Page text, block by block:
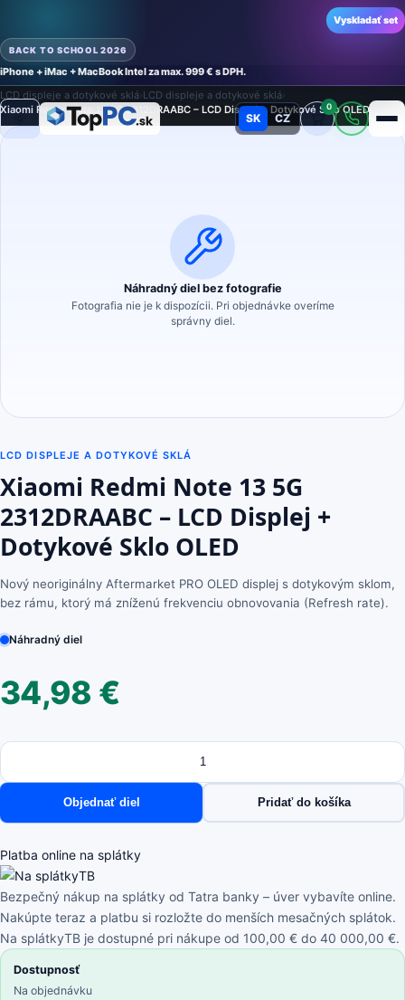
BACK TO SCHOOL 2026
iPhone + iMac + MacBook Intel za max. 999 € s DPH.
Vyskladať set
Režim SK CZ
0
LCD displeje a dotykové sklá›LCD displeje a dotykové sklá›
Xiaomi Redmi Note 13 5G 2312DRAABC – LCD Displej + Dotykové Sklo OLED
Náhradný diel bez fotografie
Fotografia nie je k dispozícii. Pri objednávke overíme
správny diel.
LCD DISPLEJE A DOTYKOVÉ SKLÁ
Xiaomi Redmi Note 13 5G
2312DRAABC – LCD Displej +
Dotykové Sklo OLED
Nový neoriginálny Aftermarket PRO OLED displej s dotykovým sklom,
bez rámu, ktorý má zníženú frekvenciu obnovovania (Refresh rate).
Náhradný diel
34,98 €
Množstvo
množstvo
Xiaomi
Redmi
Note
5G
2312DRAABC
-
LCD
Displej
+
Dotykové
Objednať diel Pridať do košíka
Platba online na splátky
Bezpečný nákup na splátky od Tatra banky – úver vybavíte online.
Nakúpte teraz a platbu si rozložte do menších mesačných splátok.
Na splátkyTB je dostupné pri nákupe od 100,00 € do 40 000,00 €.
Dostupnosť
Na objednávku